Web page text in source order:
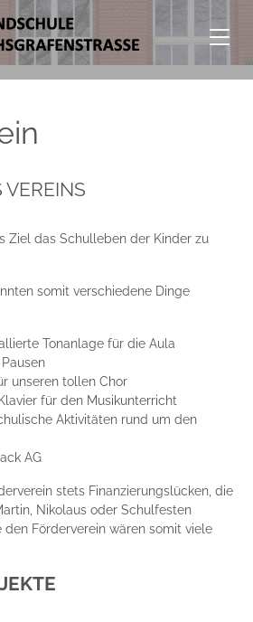
VEREINS
Ziel das Schulleben der Kinder zu
somit verschiedene Dinge
Tonanlage für die Aula
unseren tollen Chor
für den Musikunterricht
Aktivitäten rund um den
AG
stets Finanzierungslücken, die
Nikolaus oder Schulfesten
den Förderverein wären somit viele